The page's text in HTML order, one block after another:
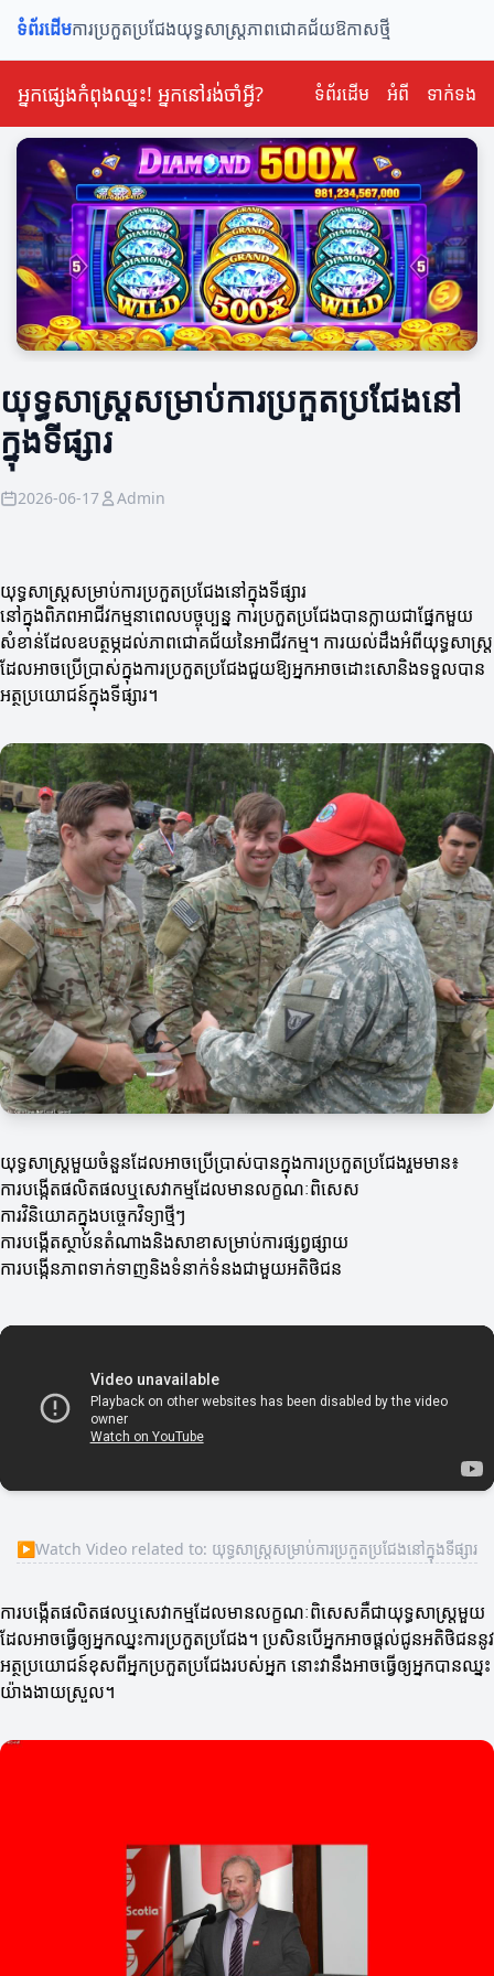
ទំព័រដើមការប្រកួតប្រជែងយុទ្ធសាស្ត្រភាពជោគជ័យឱកាសថ្មី
អ្នកផ្សេងកំពុងឈ្នះ! អ្នកនៅរង់ចាំអ្វី? ទំព័រដើម អំពី ទាក់ទង
យុទ្ធសាស្ត្រសម្រាប់ការប្រកួតប្រជែងនៅ
ក្នុងទីផ្សារ
2026-06-17 Admin
យុទ្ធសាស្ត្រសម្រាប់ការប្រកួតប្រជែងនៅក្នុងទីផ្សារ
នៅក្នុងពិភពអាជីវកម្មនាពេលបច្ចុប្បន្ន ការប្រកួតប្រជែងបានក្លាយជាផ្នែកមួយ
សំខាន់ដែលឧបត្ថម្ភដល់ភាពជោគជ័យនៃអាជីវកម្ម។ ការយល់ដឹងអំពីយុទ្ធសាស្ត្រ
ដែលអាចប្រើប្រាស់ក្នុងការប្រកួតប្រជែងជួយឱ្យអ្នកអាចដោះសោនិងទទួលបាន
អត្ថប្រយោជន៍ក្នុងទីផ្សារ។
យុទ្ធសាស្ត្រមួយចំនួនដែលអាចប្រើប្រាស់បានក្នុងការប្រកួតប្រជែងរួមមាន៖
ការបង្កើតផលិតផលឬសេវាកម្មដែលមានលក្ខណៈពិសេស
ការវិនិយោគក្នុងបច្ចេកវិទ្យាថ្មីៗ
ការបង្កើតស្ថាប័នតំណាងនិងសាខាសម្រាប់ការផ្សព្វផ្សាយ
ការបង្កើនភាពទាក់ទាញនិងទំនាក់ទំនងជាមួយអតិថិជន
▶Watch Video related to: យុទ្ធសាស្ត្រសម្រាប់ការប្រកួតប្រជែងនៅក្នុងទីផ្សារ
ការបង្កើតផលិតផលឬសេវាកម្មដែលមានលក្ខណៈពិសេសគឺជា​យុទ្ធសាស្ត្រមួយ
ដែលអាចធ្វើឲ្យអ្នកឈ្នះការប្រកួតប្រជែង។ ប្រសិនបើអ្នកអាចផ្តល់ជូនអតិថិជននូវ
អត្ថប្រយោជន៍ខុសពីអ្នកប្រកួតប្រជែងរបស់អ្នក នោះវានឹងអាចធ្វើឲ្យអ្នកបានឈ្នះ
យ៉ាងងាយស្រួល។